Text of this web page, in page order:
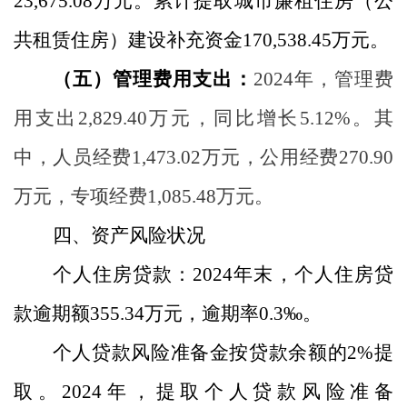
共租赁住房）建设补充资金170,538.45万元。
（五）管理费用支出 ： 2024年，管理费
用支出 2,829.40万元，同比增长 5.12% 。其
中，人员经费1,473.02万元，公用经费270.90
万元，专项经费1,085.48万元。
四、资产风险状况
个人住房贷款： 2024年末，个人住房贷
款逾期额355.34万元，逾期率0.3‰。
个人贷款风险准备金按贷款余额的2%提
取。 2024 年，提取个人贷款风险准备